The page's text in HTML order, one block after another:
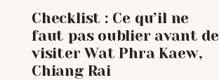
Checklist : Ce qu’il ne
faut pas oublier avant de
visiter Wat Phra Kaew,
Chiang Rai